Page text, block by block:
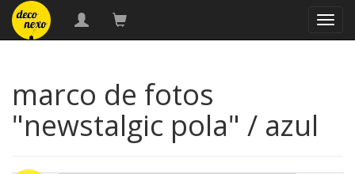
marco de fotos
"newstalgic pola" / azul